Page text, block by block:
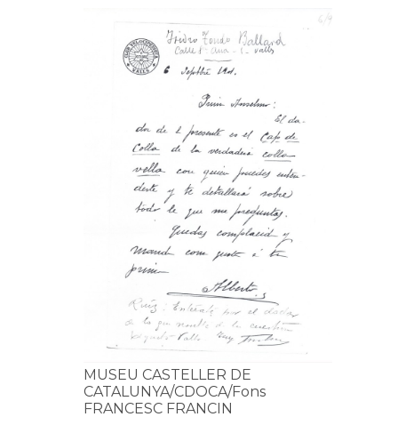
MUSEU CASTELLER DE
CATALUNYA/CDOCA/Fons
FRANCESC FRANCIN